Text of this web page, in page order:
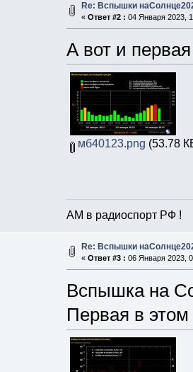
Re: Вспышки
« Ответ #2 : 04 Января 2023,
А вот и
мб40123.png (53.78
АМ в радиоспорт РФ !
Re: Вспышки
« Ответ #3 : 06 Января 2023,
Вспышка на
Первая в этом